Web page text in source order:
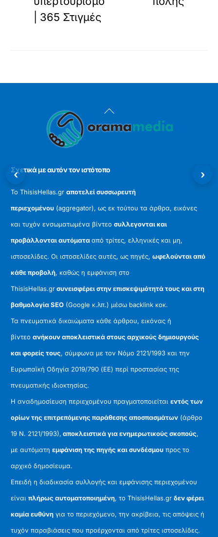
| 365 Στιγμές
Back
To
Σχετικά με αυτόν τον ιστότοπο
Το ThisisHellas.grαποτελεί συσσωρευτή
περιεχομένου (aggregator), ως εκ τούτου τα άρθρα, εικόνες
και τυχόν ενσωματωμένα βίντεοσυλλεγονται και
προβάλλονται αυτόματααπό τρίτες, ελληνικές και μη,
ιστοσελίδες. Οι ιστοσελίδες αυτές, ως πηγές,ωφελούνται από
κάθε προβολή, καθώς η εμφάνιση στο
ThisisHellas.grσυνεισφέρει στην επισκεψιμότητά τους και στη
βαθμολογία SEO (Google κ.λπ.) μέσω backlink κοκ.
Τα πνευματικά δικαιώματα κάθε άρθρου, εικόνας ή
βίντεοανήκουν αποκλειστικά στους αρχικούς δημιουργούς
και φορείς τους, σύμφωνα με τον Νόμο 2121/1993 και την
Ευρωπαϊκή Οδηγία 2019/790 (ΕΕ) περί προστασίας της
πνευματικής ιδιοκτησίας.
Η αναδημοσίευση περιεχομένου πραγματοποιείταιεντός των
ορίων της επιτρεπόμενης παράθεσης αποσπασμάτων (άρθρο
19 Ν. 2121/1993), αποκλειστικά για ενημερωτικούς σκοπούς,
με αυτόματηεμφάνιση της πηγής και συνδέσμου προς το
αρχικό δημοσίευμα.
Επειδή η διαδικασία συλλογής και εμφάνισης περιεχομένου
είναιπλήρως αυτοματοποιημένη, το ThisisHellas.grδεν φέρει
καμία ευθύνη για το περιεχόμενο, την ακρίβεια, τις απόψεις ή
τυχόν παραβιάσεις που προέρχονται από τρίτες ιστοσελίδες.
‹ ›